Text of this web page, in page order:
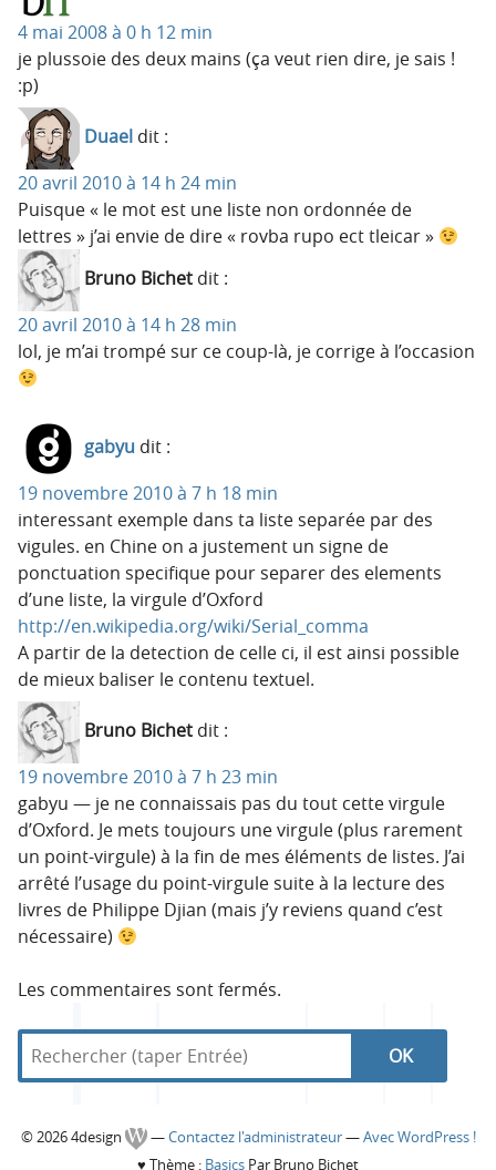
4 mai 2008 à 0 h 12 min
je plussoie des deux mains (ça veut rien dire, je sais !
:p)
Duael dit :
20 avril 2010 à 14 h 24 min
Puisque « le mot est une liste non ordonnée de
lettres » j’ai envie de dire « rovba rupo ect tleicar »
Bruno Bichet dit :
20 avril 2010 à 14 h 28 min
lol, je m’ai trompé sur ce coup-là, je corrige à l’occasion
gabyu dit :
19 novembre 2010 à 7 h 18 min
interessant exemple dans ta liste separée par des
vigules. en Chine on a justement un signe de
ponctuation specifique pour separer des elements
d’une liste, la virgule d’Oxford
http://en.wikipedia.org/wiki/Serial_comma
A partir de la detection de celle ci, il est ainsi possible
de mieux baliser le contenu textuel.
Bruno Bichet dit :
19 novembre 2010 à 7 h 23 min
gabyu — je ne connaissais pas du tout cette virgule
d’Oxford. Je mets toujours une virgule (plus rarement
un point-virgule) à la fin de mes éléments de listes. J’ai
arrêté l’usage du point-virgule suite à la lecture des
livres de Philippe Djian (mais j’y reviens quand c’est
nécessaire)
Les commentaires sont fermés.
R
R
e
d
4
C
© 2026 4design —Contactez l'administrateur—Avec WordPress !
♥ Thème : Basics Par Bruno Bichet